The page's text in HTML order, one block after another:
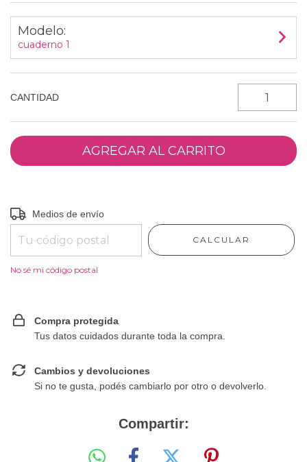
Modelo:
cuaderno 1
CANTIDAD
Entregas para el CP:
Medios de envío
CALCULAR
No sé mi código postal
Compra protegida
Tus datos cuidados durante toda la compra.
Cambios y devoluciones
Si no te gusta, podés cambiarlo por otro o devolverlo.
Compartir: